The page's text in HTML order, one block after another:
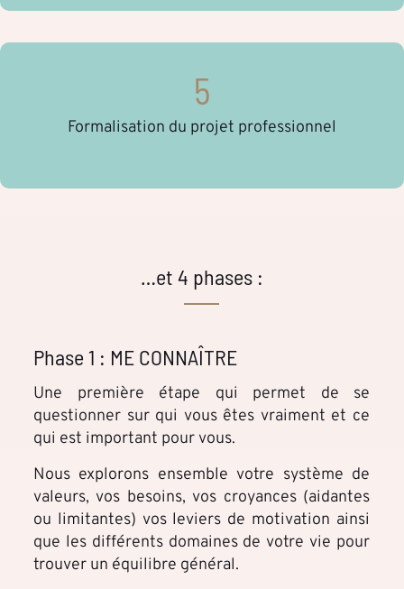
5
Formalisation du projet professionnel
…et 4 phases :
Phase 1 : ME CONNAÎTRE
Une première étape qui permet de se
questionner sur qui vous êtes vraiment et ce
qui est important pour vous.
Nous explorons ensemble votre système de
valeurs, vos besoins, vos croyances (aidantes
ou limitantes) vos leviers de motivation ainsi
que les différents domaines de votre vie pour
trouver un équilibre général.